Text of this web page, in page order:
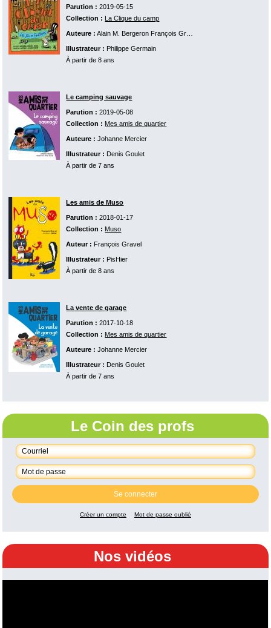
Parution : 2019-05-15
Collection : La Clique du camp
Auteure : Alain M. Bergeron François Gravel
Illustrateur : Philippe Germain
À partir de 8 ans
Le camping sauvage
Parution : 2019-05-08
Collection : Mes amis de quartier
Auteure : Johanne Mercier
Illustrateur : Denis Goulet
À partir de 7 ans
Les amis de Muso
Parution : 2018-01-17
Collection : Muso
Auteur : François Gravel
Illustrateur : PisHier
À partir de 8 ans
La vente de garage
Parution : 2017-10-18
Collection : Mes amis de quartier
Auteure : Johanne Mercier
Illustrateur : Denis Goulet
À partir de 7 ans
Le Coin des profs
Se connecter
Créer un compte Mot de passe oublié
Nos vidéos